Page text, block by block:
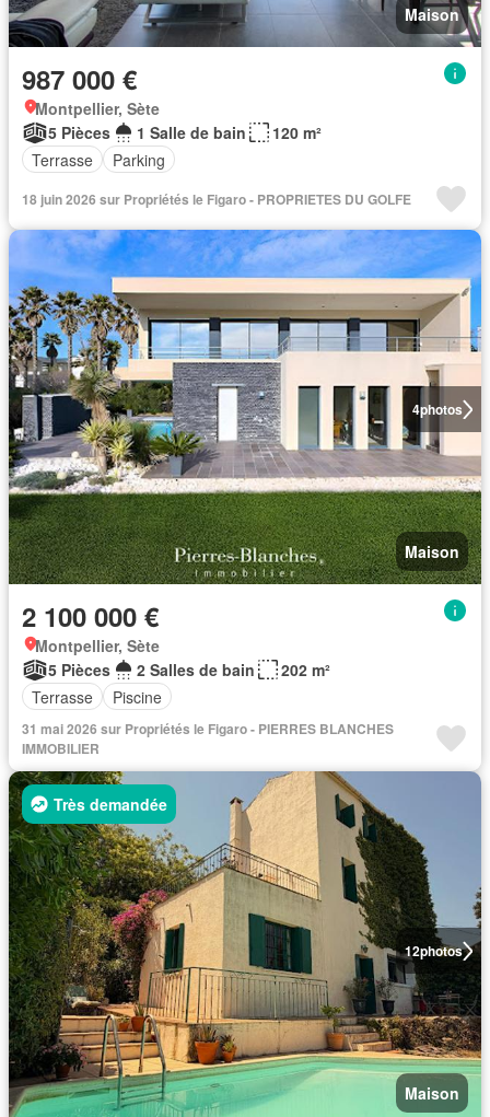
Maison
987 000 €
Montpellier, Sète
5 Pièces
1 Salle de bain
120 m²
Terrasse
Parking
18 juin 2026 sur Propriétés le Figaro - PROPRIETES DU GOLFE
4photos
Maison
2 100 000 €
Montpellier, Sète
5 Pièces
2 Salles de bain
202 m²
Terrasse
Piscine
31 mai 2026 sur Propriétés le Figaro - PIERRES BLANCHES
IMMOBILIER
12photos
Très demandée
Maison